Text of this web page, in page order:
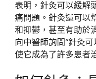
表明，針灸可以緩解
痛問題。針灸還可以
和抑鬱，甚至有助於
向中醫師詢問“針灸
使它成為了許多患者